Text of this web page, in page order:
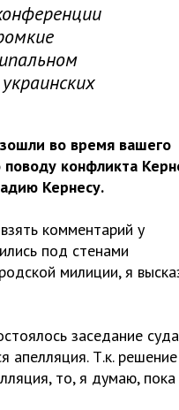
во время вашего
конфликта
Кернесу.
комментарий у
под стенами
милиции, я
заседание
апелляция. Т.к. решение
то, я думаю, пока